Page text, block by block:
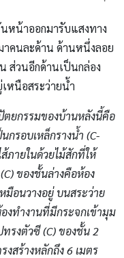
หน้าออกมารับแสงทาง
าคนละด้าน ด้านหนึ่งลอย
ส่วนอีกด้านเป็นกล่อง
หนือสระว่ายน้ำ
ตยกรรมของบ้านหลังนี้คือ
กรอบเหล็กรางน้ำ (C-
ภายในด้วยไม้สักที่ให้
ของชั้นล่างคือห้อง
มือนวางอยู่ บนสระว่าย
งทำงานที่มีกระจกเข้ามุม
รงตัวซี (C) ของชั้น 2
สร้างหลักถึง 6 เมตร